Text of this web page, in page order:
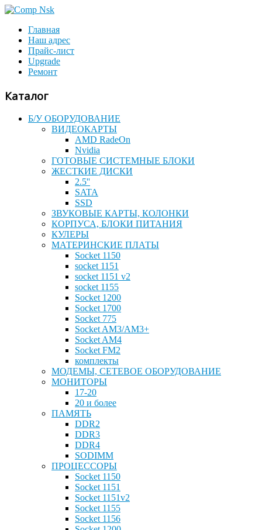
Главная
Наш адрес
Прайс-лист
Upgrade
Ремонт
Каталог
Б/У ОБОРУДОВАНИЕ
ВИДЕОКАРТЫ
AMD RadeOn
Nvidia
ГОТОВЫЕ СИСТЕМНЫЕ БЛОКИ
ЖЕСТКИЕ ДИСКИ
2.5''
SATA
SSD
ЗВУКОВЫЕ КАРТЫ, КОЛОНКИ
КОРПУСА, БЛОКИ ПИТАНИЯ
КУЛЕРЫ
МАТЕРИНСКИЕ ПЛАТЫ
Socket 1150
socket 1151
socket 1151 v2
socket 1155
Socket 1200
Socket 1700
Socket 775
Socket AM3/AM3+
Socket AM4
Socket FM2
комплекты
МОДЕМЫ, СЕТЕВОЕ ОБОРУДОВАНИЕ
МОНИТОРЫ
17-20
20 и более
ПАМЯТЬ
DDR2
DDR3
DDR4
SODIMM
ПРОЦЕССОРЫ
Socket 1150
Socket 1151
Socket 1151v2
Socket 1155
Socket 1156